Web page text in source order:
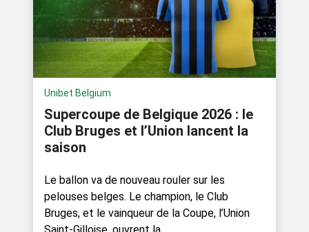
Unibet Belgium
Supercoupe de Belgique 2026 : le
Club Bruges et l’Union lancent la
saison
Le ballon va de nouveau rouler sur les
pelouses belges. Le champion, le Club
Bruges, et le vainqueur de la Coupe, l’Union
Saint-Gilloise, ouvrent la.